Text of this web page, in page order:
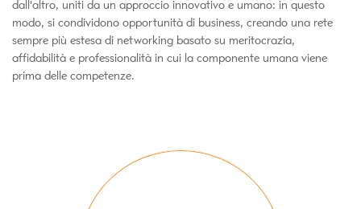
dall'altro, uniti da un approccio innovativo e umano: in questo
modo, si condividono opportunità di business, creando una rete
sempre più estesa di networking basato su meritocrazia,
affidabilità e professionalità in cui la componente umana viene
prima delle competenze.